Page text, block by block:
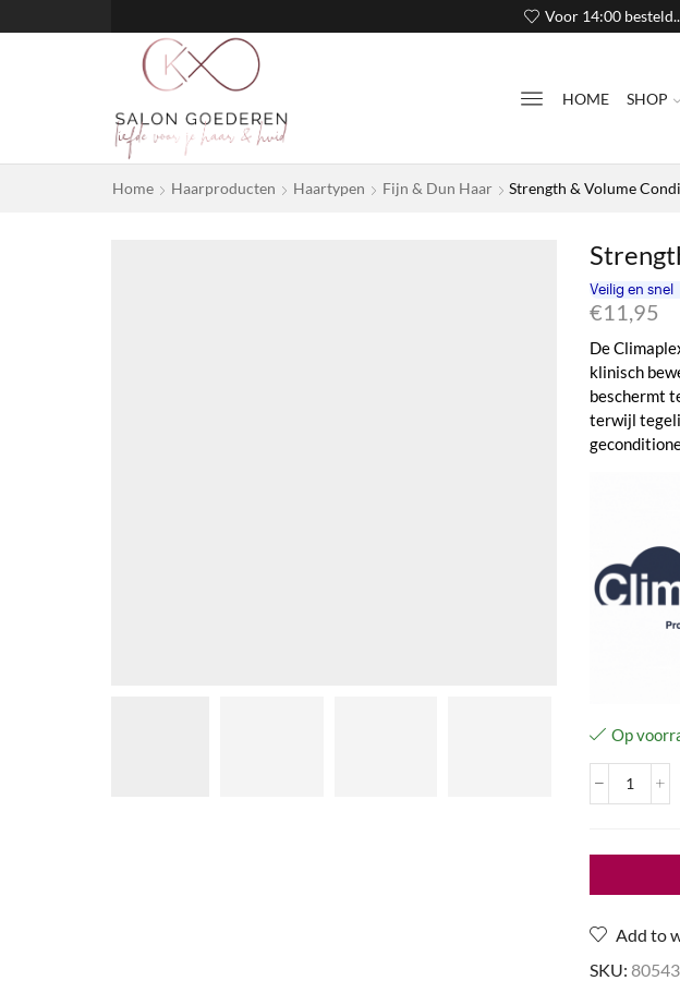
Voor 14:00
HOME SHOP
Home Haarproducten Haartypen Fijn & Dun Haar Strength & Volume
€11,95
De
klinisch
beschermt
terwijl
Op
Strength
aantal
Add to
SKU: